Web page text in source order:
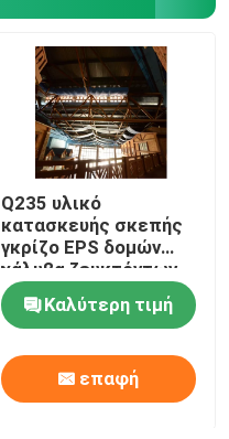
Q235 υλικό
κατασκευής σκεπής
γκρίζο EPS δομών
χάλυβα ζευκτόντων
για το εσωτερικό
θεματικό πάρκο
νερού
Καλύτερη τιμή
επαφή